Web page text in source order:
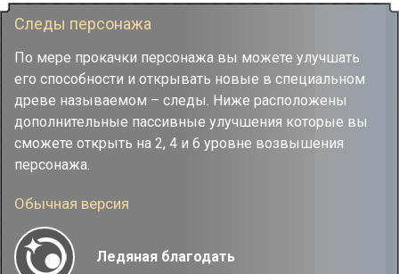
Когда Яньцин получает урон, эффект Эмпатической связи
исчезает.
Следы персонажа
По мере прокачки персонажа вы можете улучшать
его способности и открывать новые в специальном
древе называемом – следы. Ниже расположены
дополнительные пассивные улучшения которые вы
сможете открыть на 2, 4 и 6 уровне возвышения
персонажа.
Обычная версия
Ледяная благодать